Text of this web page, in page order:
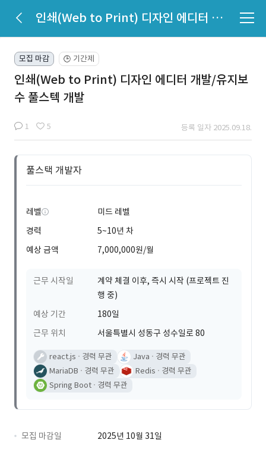
인쇄(Web to Print) 디자인 에디터 개발/유지보수 풀스텍 개발
모집 마감 🕒 기간제
인쇄(Web to Print) 디자인 에디터 개발/유지보
수 풀스텍 개발
1 5 등록 일자 2025.09.18.
풀스택 개발자
레벨
미드 레벨
경력
5~10년 차
예상 금액
7,000,000원/월
근무 시작일
계약 체결 이후, 즉시 시작 (프로젝트 진
행 중)
예상 기간
180일
근무 위치
서울특별시 성동구 성수일로 80
react.js 경력 무관 Java
경력 무관
MariaDB
경력 무관 Redis
경력 무관
Spring Boot
경력 무관
모집 마감일
2025년 10월 31일